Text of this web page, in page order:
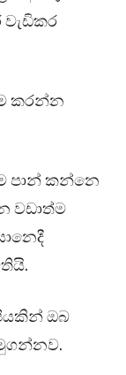
කරන්න
පාන් කන්නෙ
වඩාත්ම
ඔබ